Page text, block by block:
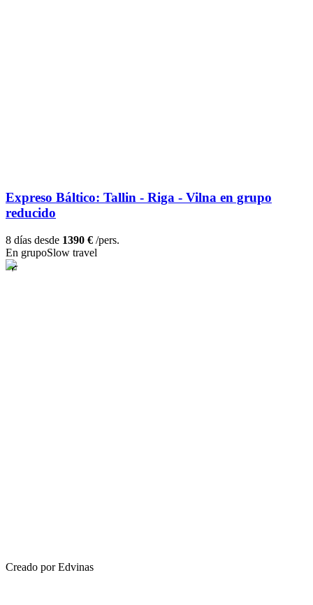
Expreso Báltico: Tallin - Riga - Vilna en grupo
reducido
8 días desde 1390 € /pers.
En grupoSlow travel
Creado por Edvinas